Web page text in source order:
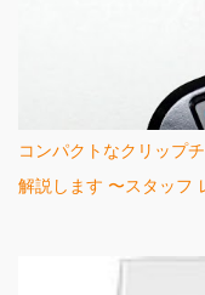
コンパクトなクリップ
解説します 〜スタッフ